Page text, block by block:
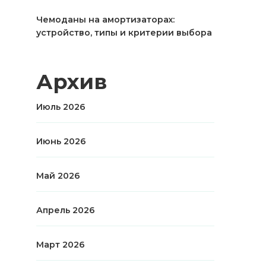
Чемоданы на амортизаторах:
устройство, типы и критерии выбора
Архив
Июль 2026
Июнь 2026
Май 2026
Апрель 2026
Март 2026